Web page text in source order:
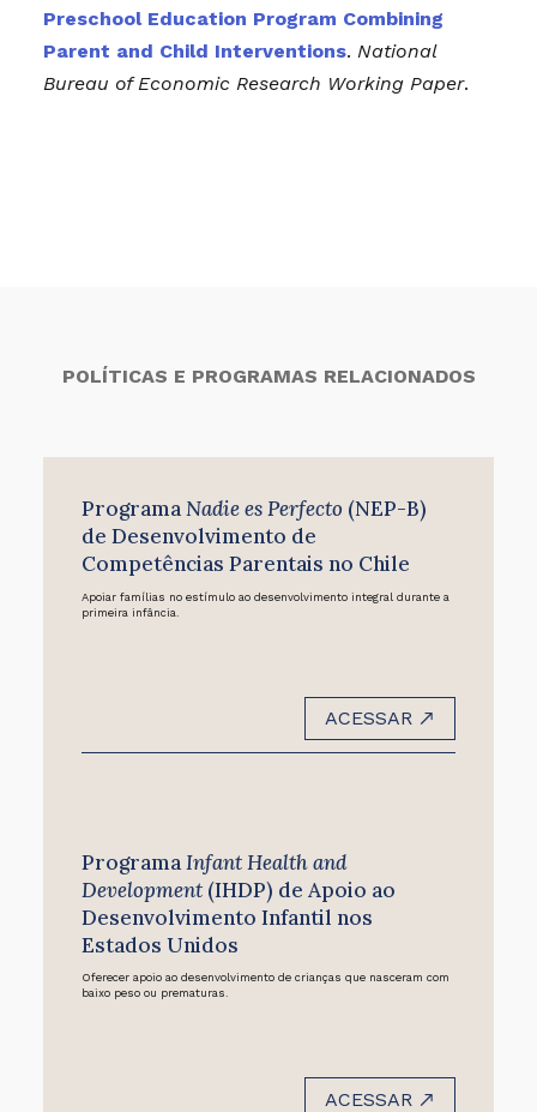
Preschool Education Program Combining
Parent and Child Interventions. National
Bureau of Economic Research Working Paper.
POLÍTICAS E PROGRAMAS RELACIONADOS
ProgramaNadie es Perfecto (NEP-B)
de Desenvolvimento de
Competências Parentais no Chile
Apoiar famílias no estímulo ao desenvolvimento integral durante a
primeira infância.
ACESSAR
ProgramaInfant Health and
Development(IHDP) de Apoio ao
Desenvolvimento Infantil nos
Estados Unidos
Oferecer apoio ao desenvolvimento de crianças que nasceram com
baixo peso ou prematuras.
ACESSAR